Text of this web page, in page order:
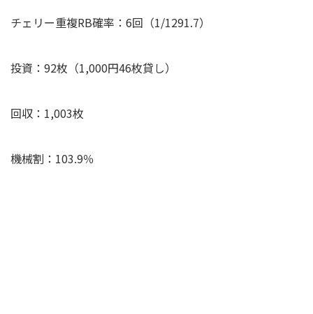
チェリー重複RB確率：6回（1/1291.7）
投資：92枚（1,000円46枚貸し）
回収：1,003枚
機械割：103.9％